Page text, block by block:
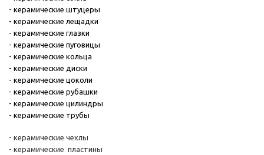
- керамические штуцеры
- керамические лещадки
- керамические глазки
- керамические пуговицы
- керамические кольца
- керамические диски
- керамические цоколи
- керамические рубашки
- керамические цилиндры
- керамические трубы
- керамические чехлы
- керамические пластины